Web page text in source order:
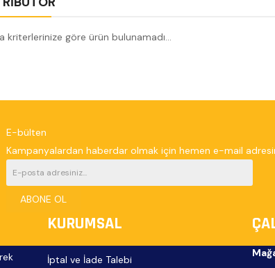
kriterlerinize göre ürün bulunamadı...
E-bülten
Kampanyalardan haberdar olmak için hemen e-mail
ABONE OL
KURUMSAL
İptal ve İade Talebi